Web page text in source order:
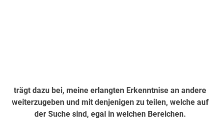
trägt dazu bei, meine erlangten Erkenntnise an andere
weiterzugeben und mit denjenigen zu teilen, welche auf
der Suche sind, egal in welchen Bereichen.